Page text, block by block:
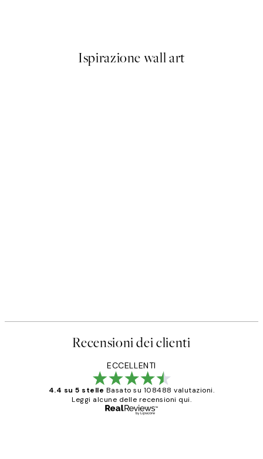
Ispirazione wall art
Recensioni dei clienti
ECCELLENTI
4.4 su 5 stelle Basato su 108488 valutazioni.
Leggi alcune delle recensioni qui.